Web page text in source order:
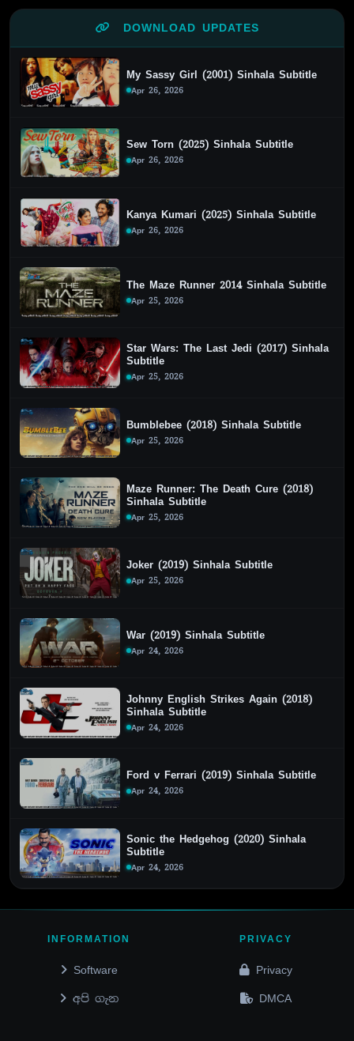
DOWNLOAD UPDATES
My Sassy Girl (2001) Sinhala Subtitle
Apr 26, 2026
Sew Torn (2025) Sinhala Subtitle
Apr 26, 2026
Kanya Kumari (2025) Sinhala Subtitle
Apr 26, 2026
The Maze Runner 2014 Sinhala Subtitle
Apr 25, 2026
Star Wars: The Last Jedi (2017) Sinhala
Subtitle
Apr 25, 2026
Bumblebee (2018) Sinhala Subtitle
Apr 25, 2026
Maze Runner: The Death Cure (2018)
Sinhala Subtitle
Apr 25, 2026
Joker (2019) Sinhala Subtitle
Apr 25, 2026
War (2019) Sinhala Subtitle
Apr 24, 2026
Johnny English Strikes Again (2018)
Sinhala Subtitle
Apr 24, 2026
Ford v Ferrari (2019) Sinhala Subtitle
Apr 24, 2026
Sonic the Hedgehog (2020) Sinhala
Subtitle
Apr 24, 2026
INFORMATION
Software
අපි ගැන
PRIVACY
Privacy
DMCA